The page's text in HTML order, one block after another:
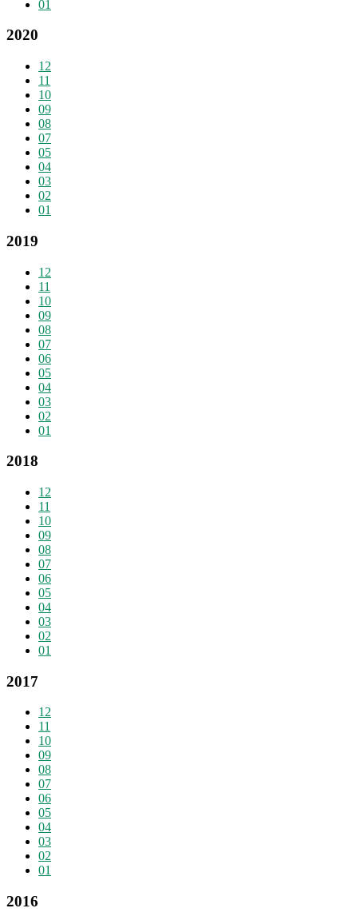
01
2020
12
11
10
09
08
07
05
04
03
02
01
2019
12
11
10
09
08
07
06
05
04
03
02
01
2018
12
11
10
09
08
07
06
05
04
03
02
01
2017
12
11
10
09
08
07
06
05
04
03
02
01
2016